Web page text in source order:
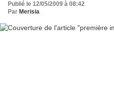
Publié le 12/05/2009 à 08:42
Par Merisia